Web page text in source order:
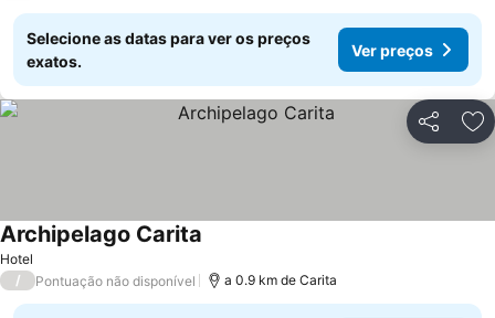
Selecione as datas para ver os preços
exatos.
Ver preços
Partilhar
Hotel
Archipelago Carita
/ Pontuação não disponível a 0.9 km de Carita